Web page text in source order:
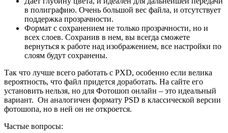
в полиграфию. Очень большой вес файла, и отсутствует
поддержка прозрачности.
Формат с сохранением не только прозрачности, но и
всех слоев. Сохранив в нем, вы всегда сможете
вернуться к работе над изображением, все настройки по
слоям будут сохранены.
Так что лучше всего работать с PXD, особенно если велика
вероятность, что файл придется доработать. На сайте его
установить нельзя, но для Фотошоп онлайн – это идеальный
вариант. Он аналогичен формату PSD в классической версии
фотошопа, но в ней он не откроется.
Частые вопросы: